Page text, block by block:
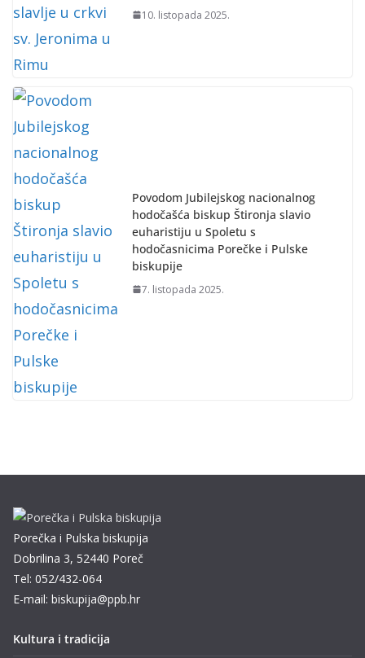
10. listopada 2025.
Povodom Jubilejskog nacionalnog
hodočašća biskup Štironja slavio
euharistiju u Spoletu s
hodočasnicima Porečke i Pulske
biskupije
7. listopada 2025.
Porečka i Pulska biskupija
Dobrilina 3, 52440 Poreč
Tel: 052/432-064
E-mail: biskupija@ppb.hr
Kultura i tradicija